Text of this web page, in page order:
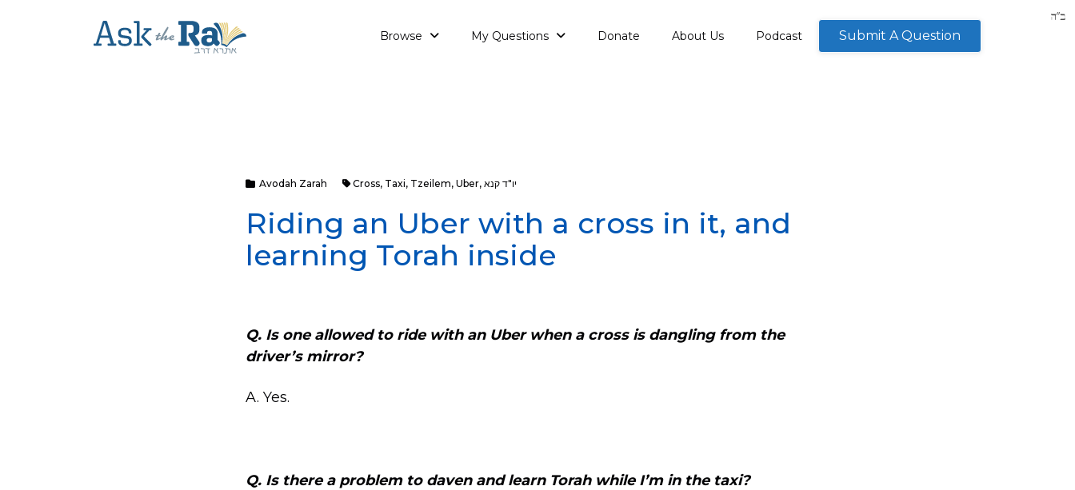
Browse My Questions Donate About Us Podcast Submit A Question
Avodah Zarah Cross, Taxi, Tzeilem, Uber, יו"ד קנא
Riding an Uber with a cross in it, and
learning Torah inside
Q. Is one allowed to ride with an Uber when a cross is dangling from the
driver’s mirror?
A. Yes.
Q. Is there a problem to daven and learn Torah while I’m in the taxi?